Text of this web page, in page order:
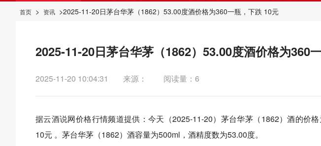
首页 > 资讯 >2025-11-20日茅台华茅（1862）53.00度酒价格为360一瓶，下跌 10元
2025-11-20日茅台华茅（1862）53.00度酒价格为360
2025-11-20 10:04:31 来源： 阅读量：6
据云酒说网价格行情频道提供：今天（2025-11-20）茅台华茅（1862）酒的价
10元 。茅台华茅（1862）酒容量为500ml，酒精度数为53.00度。